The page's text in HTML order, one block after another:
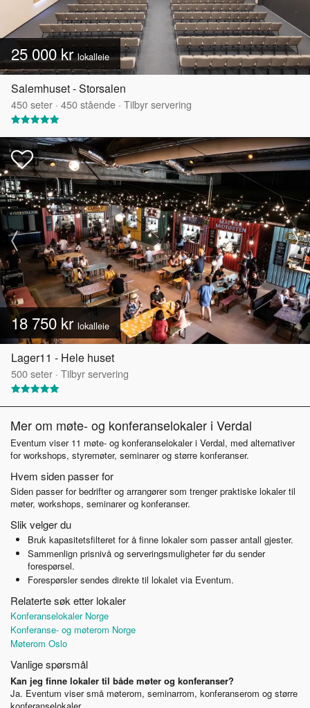
25 000 krlokalleie
Salemhuset - Storsalen
450seter · 450stående · Tilbyr servering
18 750 kr lokalleie
Lager11 - Hele huset
500seter · Tilbyr servering
Mer om møte- og konferanselokaler i Verdal
Eventum viser 11 møte- og konferanselokaler i Verdal, med alternativer
for workshops, styremøter, seminarer og større konferanser.
Hvem siden passer for
Siden passer for bedrifter og arrangører som trenger praktiske lokaler til
møter, workshops, seminarer og konferanser.
Slik velger du
Bruk kapasitetsfilteret for å finne lokaler som passer antall gjester.
Sammenlign prisnivå og serveringsmuligheter før du sender
forespørsel.
Forespørsler sendes direkte til lokalet via Eventum.
Relaterte søk etter lokaler
Konferanselokaler Norge
Konferanse- og møterom Norge
Møterom Oslo
Vanlige spørsmål
Kan jeg finne lokaler til både møter og konferanser?
Ja. Eventum viser små møterom, seminarrom, konferanserom og større